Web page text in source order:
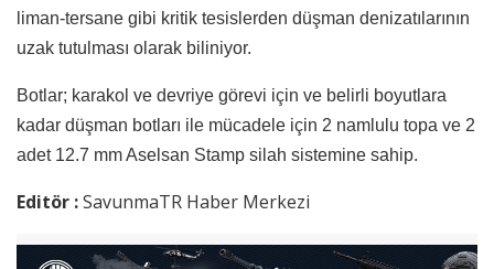
liman-tersane gibi kritik tesislerden düşman denizatılarının
uzak tutulması olarak biliniyor.
Botlar; karakol ve devriye görevi için ve belirli boyutlara
kadar düşman botları ile mücadele için 2 namlulu topa ve 2
adet 12.7 mm Aselsan Stamp silah sistemine sahip.
Editör :SavunmaTR Haber Merkezi